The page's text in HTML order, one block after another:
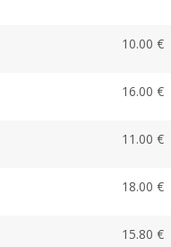
10.00 €
16.00 €
11.00 €
18.00 €
15.80 €